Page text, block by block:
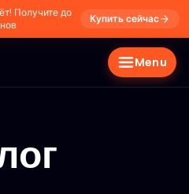
Получите до
Купить сейчас
Menu